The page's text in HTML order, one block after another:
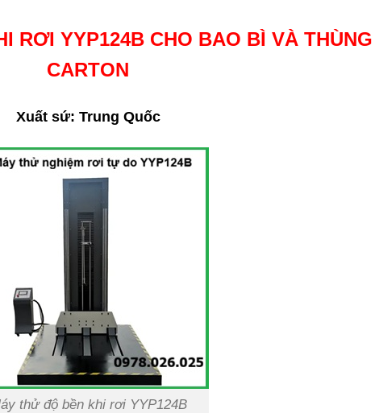
RƠI YYP124B CHO BAO BÌ VÀ THÙNG
CARTON
Xuất sứ: Trung Quốc
thử độ bền khi rơi YYP124B